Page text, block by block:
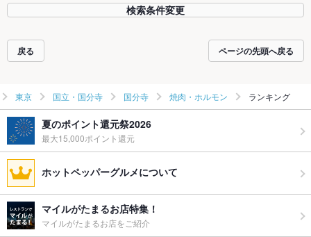
検索条件変更
戻る ページの先頭へ戻る
東京 国立・国分寺 国分寺 焼肉・ホルモン ランキング
夏のポイント還元祭2026
最大15,000ポイント還元
ホットペッパーグルメについて
マイルがたまるお店特集！
マイルがたまるお店をご紹介